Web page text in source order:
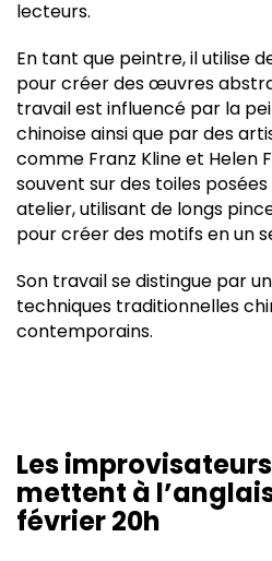
lecteurs.
En tant que peintre, il utilise
pour créer des œuvres
travail est influencé par la
chinoise ainsi que par des
comme Franz Kline et Helen
souvent sur des toiles
atelier, utilisant de longs
pour créer des motifs en un
Son travail se distingue par
techniques traditionnelles
contemporains.
Les improvisateurs
mettent à
février 20h